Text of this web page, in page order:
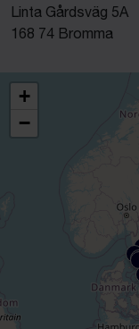
Linta Gårdsväg 5A
168 74 Bromma
+
−